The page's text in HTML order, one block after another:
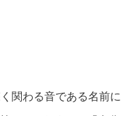
関わる音である名前に